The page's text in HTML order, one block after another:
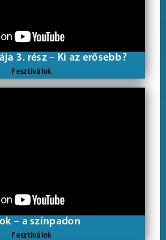
3. rész – Ki az erősebb?
Fesztiválok
– a színpadon
Fesztiválok